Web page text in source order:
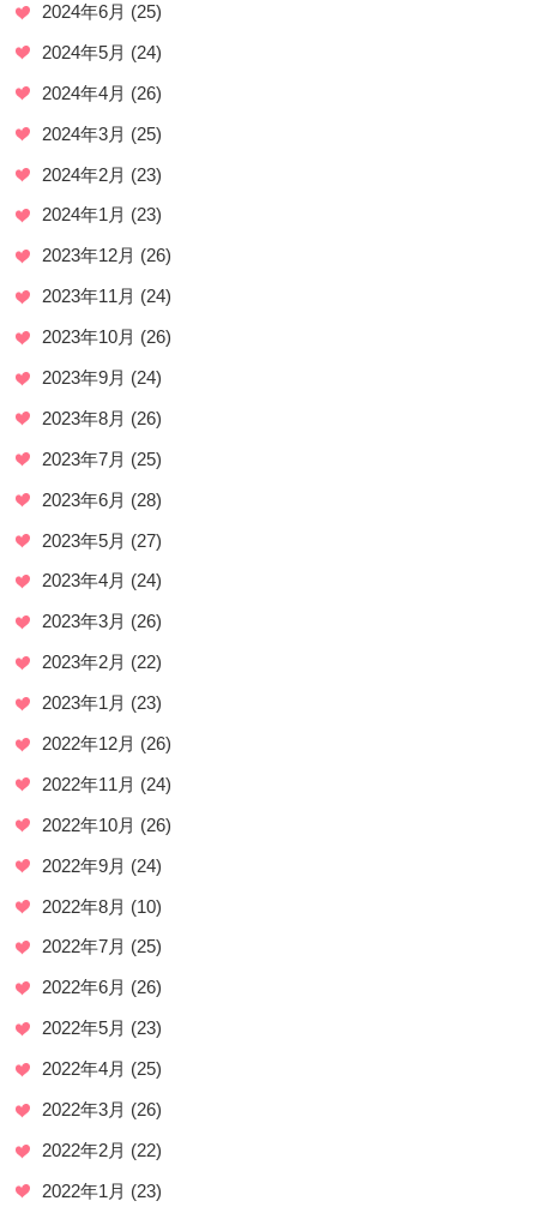
2024年6月 (25)
2024年5月 (24)
2024年4月 (26)
2024年3月 (25)
2024年2月 (23)
2024年1月 (23)
2023年12月 (26)
2023年11月 (24)
2023年10月 (26)
2023年9月 (24)
2023年8月 (26)
2023年7月 (25)
2023年6月 (28)
2023年5月 (27)
2023年4月 (24)
2023年3月 (26)
2023年2月 (22)
2023年1月 (23)
2022年12月 (26)
2022年11月 (24)
2022年10月 (26)
2022年9月 (24)
2022年8月 (10)
2022年7月 (25)
2022年6月 (26)
2022年5月 (23)
2022年4月 (25)
2022年3月 (26)
2022年2月 (22)
2022年1月 (23)